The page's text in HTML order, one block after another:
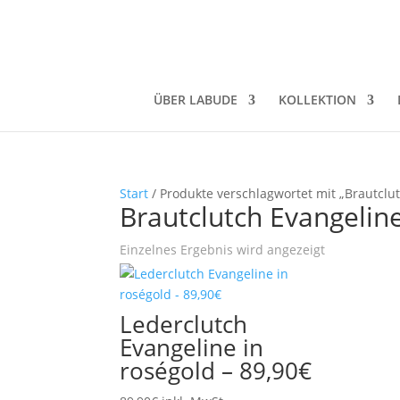
ÜBER LABUDE KOLLEKTION
Start / Produkte verschlagwortet mit
Brautclutch
Einzelnes Ergebnis wird angezeigt
Lederclutch
Evangeline in
roségold – 89,90€